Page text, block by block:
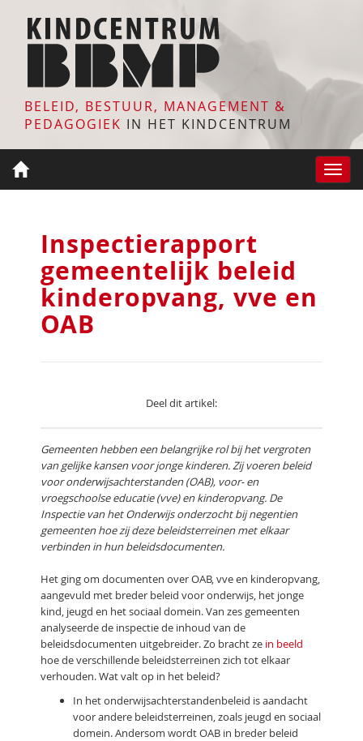
BELEID, BESTUUR, MANAGEMENT &
PEDAGOGIEK IN HET KINDCENTRUM
Toggle
Inspectierapport
gemeentelijk beleid
kinderopvang, vve en
OAB
Deel dit artikel:
Gemeenten hebben een belangrijke rol bij het vergroten
van gelijke kansen voor jonge kinderen. Zij voeren beleid
voor onderwijsachterstanden (OAB), voor- en
vroegschoolse educatie (vve) en kinderopvang. De
Inspectie van het Onderwijs onderzocht bij negentien
gemeenten hoe zij deze beleidsterreinen met elkaar
verbinden in hun beleidsdocumenten.
Het ging om documenten over OAB, vve en kinderopvang,
aangevuld met breder beleid voor onderwijs, het jonge
kind, jeugd en het sociaal domein. Van zes gemeenten
analyseerde de inspectie de inhoud van de
beleidsdocumenten uitgebreider. Zo bracht ze in beeld
hoe de verschillende beleidsterreinen zich tot elkaar
verhouden. Wat valt op in het beleid?
In het onderwijsachterstandenbeleid is aandacht
voor andere beleidsterreinen, zoals jeugd en sociaal
domein. Andersom wordt OAB in breder beleid